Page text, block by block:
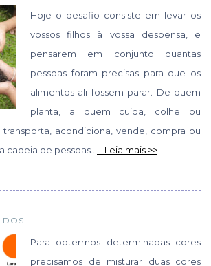
Hoje o desafio consiste em levar os
vossos filhos à vossa despensa, e
pensarem em conjunto quantas
pessoas foram precisas para que os
alimentos ali fossem parar. De quem
planta, a quem cuida, colhe ou
acondiciona, vende, compra ou
cadeia de pessoas... - Leia mais >>
Para obtermos determinadas cores
precisamos de misturar duas cores